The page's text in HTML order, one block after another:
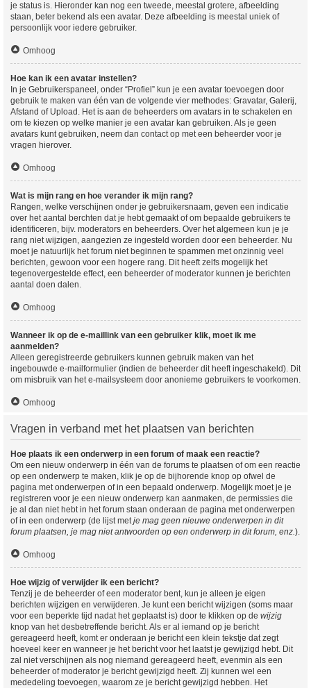
je status is. Hieronder kan nog een tweede, meestal grotere, afbeelding
staan, beter bekend als een avatar. Deze afbeelding is meestal uniek of
persoonlijk voor iedere gebruiker.
Omhoog
Hoe kan ik een avatar instellen?
In je Gebruikerspaneel, onder “Profiel” kun je een avatar toevoegen door
gebruik te maken van één van de volgende vier methodes: Gravatar, Galerij,
Afstand of Upload. Het is aan de beheerders om avatars in te schakelen en
om te kiezen op welke manier je een avatar kan gebruiken. Als je geen
avatars kunt gebruiken, neem dan contact op met een beheerder voor je
vragen hierover.
Omhoog
Wat is mijn rang en hoe verander ik mijn rang?
Rangen, welke verschijnen onder je gebruikersnaam, geven een indicatie
over het aantal berchten dat je hebt gemaakt of om bepaalde gebruikers te
identificeren, bijv. moderators en beheerders. Over het algemeen kun je je
rang niet wijzigen, aangezien ze ingesteld worden door een beheerder. Nu
moet je natuurlijk het forum niet beginnen te spammen met onzinnig veel
berichten, gewoon voor een hogere rang. Dit heeft zelfs mogelijk het
tegenovergestelde effect, een beheerder of moderator kunnen je berichten
aantal doen dalen.
Omhoog
Wanneer ik op de e-maillink van een gebruiker klik, moet ik me
aanmelden?
Alleen geregistreerde gebruikers kunnen gebruik maken van het
ingebouwde e-mailformulier (indien de beheerder dit heeft ingeschakeld). Dit
om misbruik van het e-mailsysteem door anonieme gebruikers te voorkomen.
Omhoog
Vragen in verband met het plaatsen van berichten
Hoe plaats ik een onderwerp in een forum of maak een reactie?
Om een nieuw onderwerp in één van de forums te plaatsen of om een reactie
op een onderwerp te maken, klik je op de bijhorende knop op ofwel de
pagina met onderwerpen of in een bepaald onderwerp. Mogelijk moet je je
registreren voor je een nieuw onderwerp kan aanmaken, de permissies die
je al dan niet hebt in het forum staan onderaan de pagina met onderwerpen
of in een onderwerp (de lijst metje mag geen nieuwe onderwerpen in dit
forum plaatsen, je mag niet antwoorden op een onderwerp in dit forum, enz.).
Omhoog
Hoe wijzig of verwijder ik een bericht?
Tenzij je de beheerder of een moderator bent, kun je alleen je eigen
berichten wijzigen en verwijderen. Je kunt een bericht wijzigen (soms maar
voor een beperkte tijd nadat het geplaatst is) door te klikken op de wijzig
knop van het desbetreffende bericht. Als er al iemand op je bericht
gereageerd heeft, komt er onderaan je bericht een klein tekstje dat zegt
hoeveel keer en wanneer je het bericht voor het laatst je gewijzigd hebt. Dit
zal niet verschijnen als nog niemand gereageerd heeft, evenmin als een
beheerder of moderator je bericht gewijzigd heeft. Zij kunnen wel een
mededeling toevoegen, waarom ze je bericht gewijzigd hebben. Het